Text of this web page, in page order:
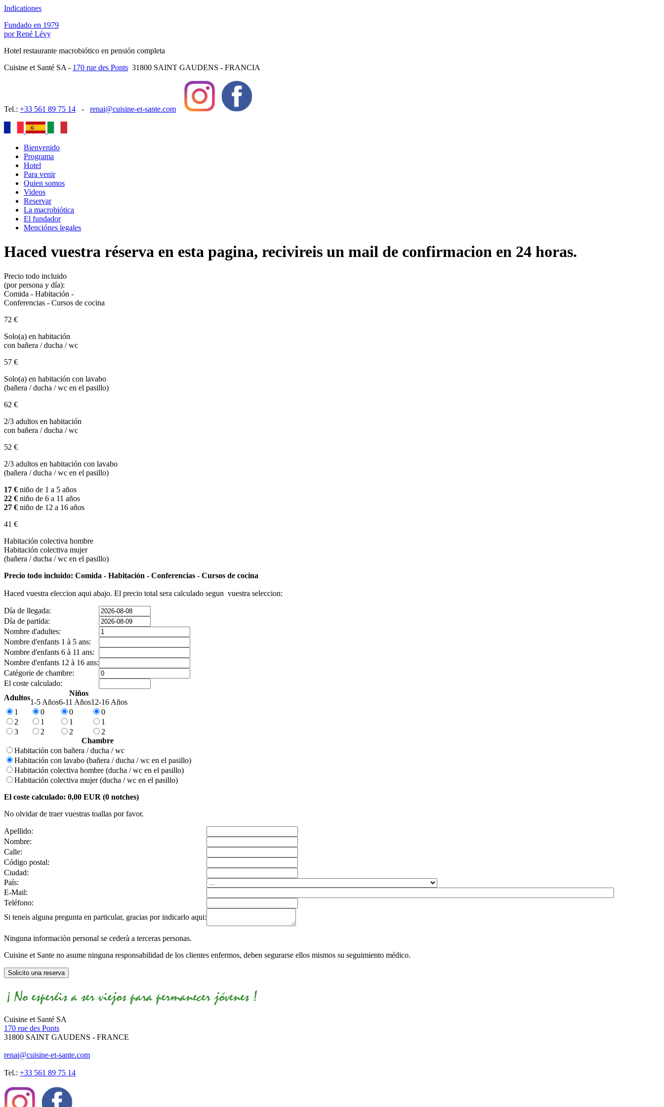
Indicationes
Fundado en 1979
por René Lévy
Hotel restaurante macrobiótico en pensión completa
Cuisine et Santé SA - 170 rue des Ponts 31800 SAINT GAUDENS - FRANCIA
Tel.: +33 561 89 75 14 - renai@cuisine-et-sante.com
Bienvenido
Programa
Hotel
Para venir
Quien somos
Videos
Reservar
La macrobiótica
El fundador
Menciónes legales
Haced vuestra réserva en esta pagina, recivireis un mail de confirmacion en 24 horas.
Precio todo incluido
(por persona y día):
Comida - Habitación -
Conferencias - Cursos de cocina
72 €
Solo(a) en habitación
con bañera / ducha / wc
57 €
Solo(a) en habitación con lavabo
(bañera / ducha / wc en el pasillo)
62 €
2/3 adultos en habitación
con bañera / ducha / wc
52 €
2/3 adultos en habitación con lavabo
(bañera / ducha / wc en el pasillo)
17 € niño de 1 a 5 años
22 € niño de 6 a 11 años
27 € niño de 12 a 16 años
41 €
Habitación colectiva hombre
Habitación colectiva mujer
(bañera / ducha / wc en el pasillo)
Precio todo incluido: Comida - Habitación - Conferencias - Cursos de cocina
Haced vuestra eleccion aqui abajo. El precio total sera calculado segun vuestra seleccion:
Día de llegada:
Día de partida:
Nombre d'adultes:
Nombre d'enfants 1 à 5 ans:
Nombre d'enfants 6 à 11 ans:
Nombre d'enfants 12 à 16 ans:
Catégorie de chambre:
El coste calculado:
Adultos
Niños
1-5 Años6-11 Años12-16 Años
1
0 0
0
2
1 1
1
3
2 2
2
Chambre
Habitación con bañera / ducha / wc
Habitación con lavabo (bañera / ducha / wc en el pasillo)
Habitación colectiva hombre (ducha / wc en el pasillo)
Habitación colectiva mujer (ducha / wc en el pasillo)
El coste calculado: 0,00 EUR (0 notches)
No olvidar de traer vuestras toallas por favor.
Apellido:
Nombre:
Calle:
Código postal:
Ciudad:
País:
E-Mail:
Teléfono:
Si teneis alguna pregunta en particular, gracias por indicarlo aqui:
Ninguna informaciòn personal se cederà a terceras personas.
Cuisine et Sante no asume ninguna responsabilidad de los clientes enfermos, deben segurarse ellos mismos su seguimiento médico.
Solicito una reserva
Cuisine et Santé SA
170 rue des Ponts
31800 SAINT GAUDENS - FRANCE
renai@cuisine-et-sante.com
Tel.: +33 561 89 75 14